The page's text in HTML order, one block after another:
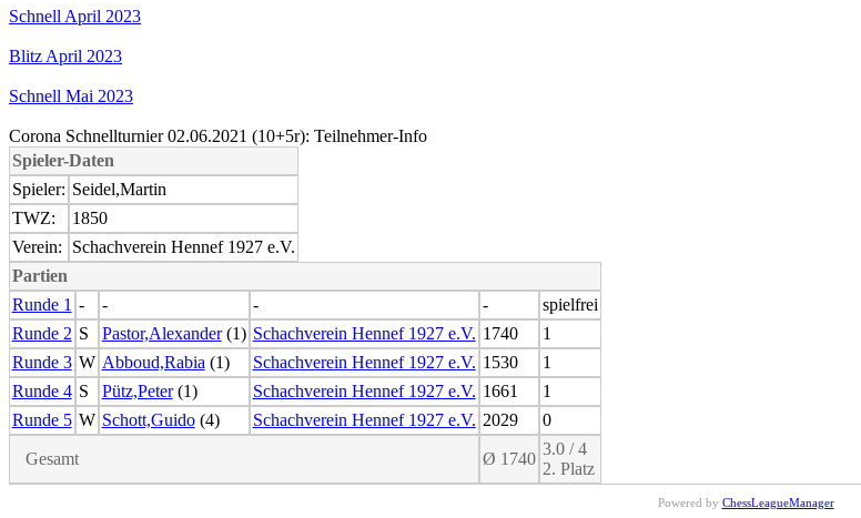
Schnell April 2023
Blitz April 2023
Schnell Mai 2023
Corona Schnellturnier 02.06.2021 (10+5r): Teilnehmer-Info
Spieler-Daten
Spieler: Seidel,Martin
TWZ:
1850
Verein:
Schachverein Hennef 1927 e.V.
Partien
Runde 1 - - - -
spielfrei
Runde 2 S Pastor,Alexander(1) Schachverein Hennef 1927 e.V. 1740
1
Runde 3 W Abboud,Rabia (1) Schachverein Hennef 1927 e.V. 1530
1
Runde 4 S Pütz,Peter(1) Schachverein Hennef 1927 e.V. 1661
1
Runde 5 W Schott,Guido(4) Schachverein Hennef 1927 e.V. 2029 0
Gesamt Ø 1740
3.0 / 4
2. Platz
Powered by ChessLeagueManager